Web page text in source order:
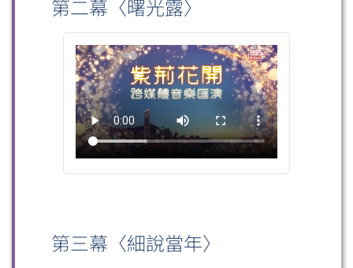
第二幕〈曙光露〉
第三幕〈細說當年〉